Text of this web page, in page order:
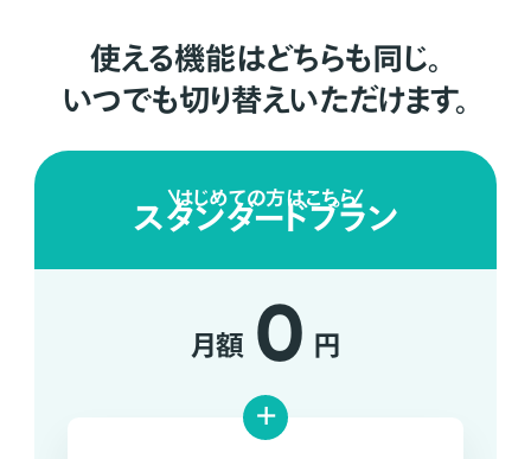
使える機能はどちらも同じ。
いつでも切り替えいただけます。
はじめての方はこちら
スタンダードプラン
月額 0 円
+